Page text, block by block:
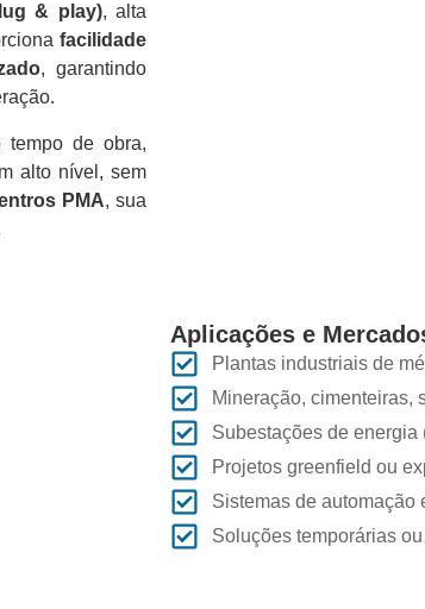
& play), alta
facilidade
, garantindo
de obra,
alto nível, sem
PMA, sua
Aplicações e
Plantas industriais de
Mineração, cimenteiras,
Subestações de
Projetos greenfield ou
Sistemas de
Soluções temporárias